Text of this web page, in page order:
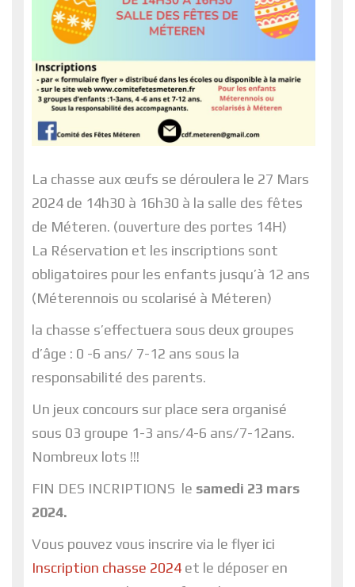
La chasse aux œufs se déroulera le 27 Mars
2024 de 14h30 à 16h30 à la salle des fêtes
de Méteren. (ouverture des portes 14H)
La Réservation et les inscriptions sont
obligatoires pour les enfants jusqu’à 12 ans
(Méterennois ou scolarisé à Méteren)
la chasse s’effectuera sous deux groupes
d’âge : 0 -6 ans/ 7-12 ans sous la
responsabilité des parents.
Un jeux concours sur place sera organisé
sous 03 groupe 1-3 ans/4-6 ans/7-12ans.
Nombreux lots !!!
FIN DES INCRIPTIONS le samedi 23 mars
2024.
Vous pouvez vous inscrire via le flyer ici
Inscription chasse 2024 et le déposer en